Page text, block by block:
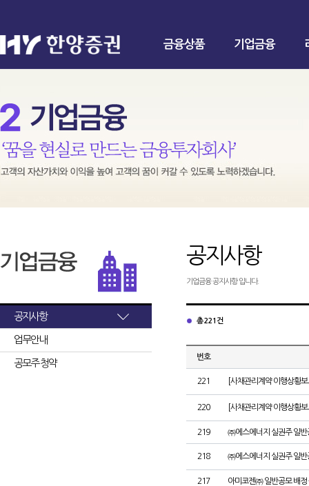
금융상품 기업금융
공지사항
업무안내
공모주 청약
공지사항
기업금융 공지사항 입니다.
총 221건
번호
221 [사채관리계약 이행상황
220 [사채관리계약 이행상황
219 ㈜에스에너지 실권주 일반
218 ㈜에스에너지 실권주 일반
217 아미코젠㈜ 일반공모 배정